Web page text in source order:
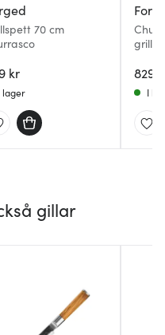
70 cm
kr
lager
829
I
gillar